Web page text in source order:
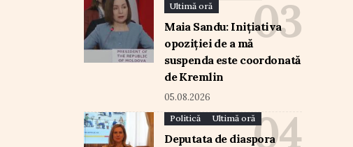
Ultimă oră
Maia Sandu: Inițiativa
opoziției de a mă
suspenda este coordonată
de Kremlin
05.08.2026
Politică Ultimă oră
Deputata de diaspora